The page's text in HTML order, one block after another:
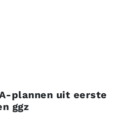
plannen uit eerste
ggz